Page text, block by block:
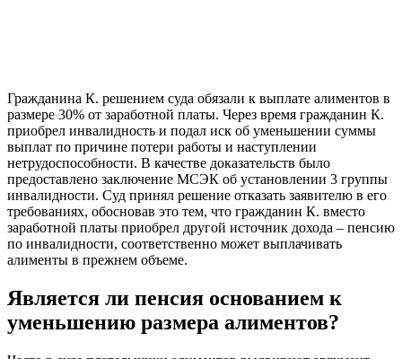
Гражданина К. решением суда обязали к выплате алиментов в
размере 30% от заработной платы. Через время гражданин К.
приобрел инвалидность и подал иск об уменьшении суммы
выплат по причине потери работы и наступлении
нетрудоспособности. В качестве доказательств было
предоставлено заключение МСЭК об установлении 3 группы
инвалидности. Суд принял решение отказать заявителю в его
требованиях, обосновав это тем, что гражданин К. вместо
заработной платы приобрел другой источник дохода – пенсию
по инвалидности, соответственно может выплачивать
алименты в прежнем объеме.
Является ли пенсия основанием к
уменьшению размера алиментов?